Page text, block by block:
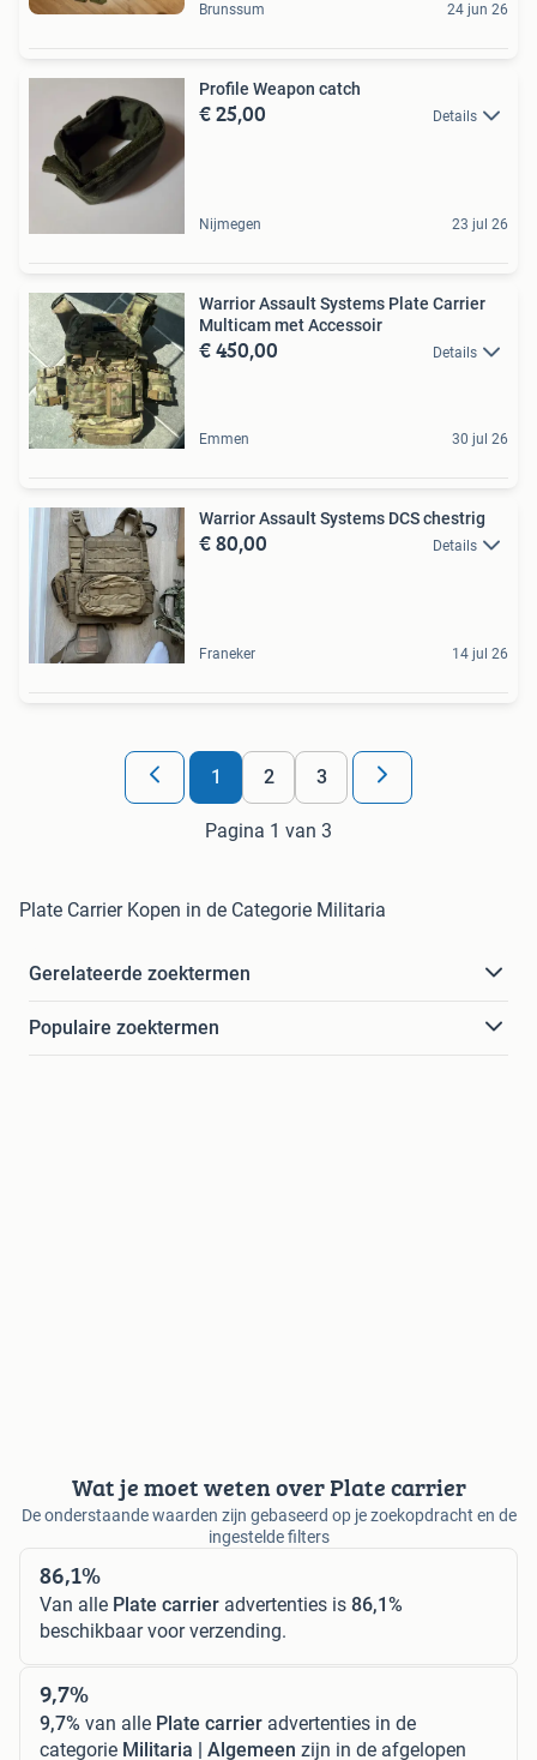
Brunssum 24 jun 26
Profile Weapon catch
€ 25,00 Details
Nijmegen 23 jul 26
Warrior Assault Systems Plate Carrier
Multicam met Accessoir
€ 450,00 Details
Emmen 30 jul 26
Warrior Assault Systems DCS chestrig
€ 80,00 Details
Franeker 14 jul 26
1 2 3
Pagina 1 van 3
Plate Carrier Kopen in de Categorie Militaria
Gerelateerde zoektermen
Populaire zoektermen
Wat je moet weten over Plate carrier
De onderstaande waarden zijn gebaseerd op je zoekopdracht en de
ingestelde filters
86,1%
Van alle Plate carrier advertenties is 86,1%
beschikbaar voor verzending.
9,7%
9,7% van alle Plate carrier advertenties in de
categorie Militaria | Algemeen zijn in de afgelopen